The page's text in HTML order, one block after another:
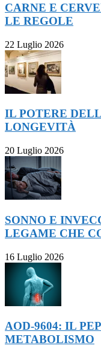
CARNE E
LE REGOLE
22 Luglio 2026
IL POTERE
LONGEVITÀ
20 Luglio 2026
SONNO E
LEGAME CHE
16 Luglio 2026
AOD-9604: IL
METABOLISMO